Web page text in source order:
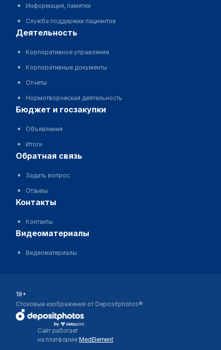
Информация, памятки
Служба поддержки пациентов
деятельность
Корпоративное управление
Корпоративные документы
Отчеты
Нормотворческая деятельность
бюджет и госзакупки
Объявления
Итоги
обратная связь
Задать вопрос
Отзывы
контакты
Контакты
видеоматериалы
Видеоматериалы
18+
Стоковые изображения от Depositphotos®
Сайт работает
на платформе MedElement